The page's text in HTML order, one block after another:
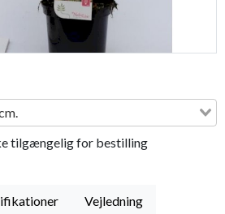
tilgængelig for bestilling
Vejledning